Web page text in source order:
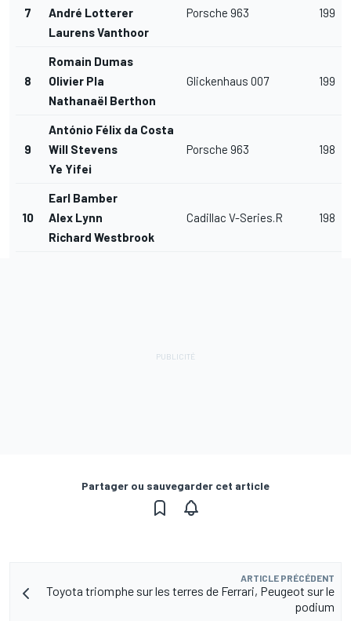
7
André Lotterer
Laurens Vanthoor
Porsche 963 199
8
Romain Dumas
Olivier Pla
Nathanaël Berthon
Glickenhaus 007 199
9
António Félix da Costa
Will Stevens
Ye Yifei
Porsche 963 198
10
Earl Bamber
Alex Lynn
Richard Westbrook
Cadillac V-Series.R 198
Partager ou sauvegarder cet article
ARTICLE PRÉCÉDENT
Toyota triomphe sur les terres de Ferrari, Peugeot sur le
podium